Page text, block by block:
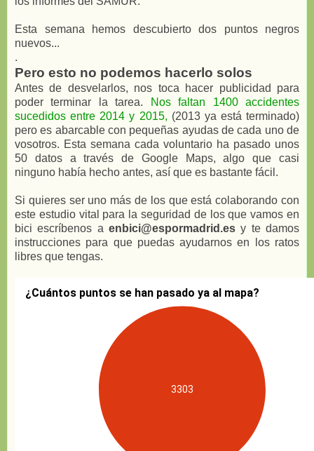
Esta semana hemos descubierto dos puntos negros
nuevos...
.
Pero esto no podemos hacerlo solos
Antes de desvelarlos, nos toca hacer publicidad para
poder terminar la tarea.
Nos faltan 1400 accidentes
sucedidos entre 2014 y 2015, (2013 ya está terminado)
pero es abarcable con pequeñas ayudas de cada uno de
vosotros. Esta semana cada voluntario ha pasado unos
50 datos a través de Google Maps, algo que casi
ninguno había hecho antes, así que es bastante fácil.
Si quieres ser uno más de los que está colaborando con
este estudio vital para la seguridad de los que vamos en
bici escríbenos a enbici@espormadrid.esy te damos
instrucciones para que puedas ayudarnos en los ratos
libres que tengas.